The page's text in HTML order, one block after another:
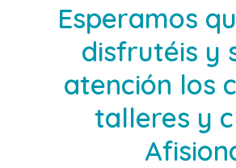
Esperamos
disfrutéis y
atención los
talleres y